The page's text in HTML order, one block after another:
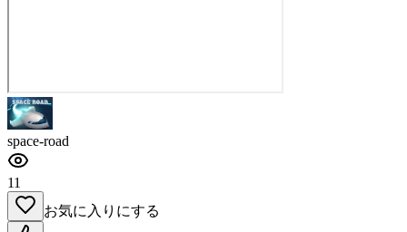
space-road
11
お気に入りにする